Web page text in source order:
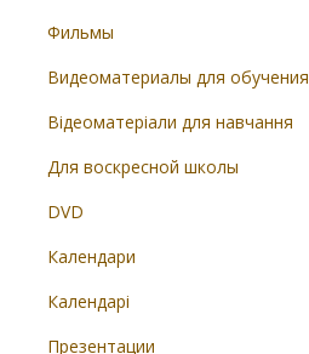
Фильмы
Видеоматериалы для обучения
Відеоматеріали для навчання
Для воскресной школы
DVD
Календари
Календарі
Презентации